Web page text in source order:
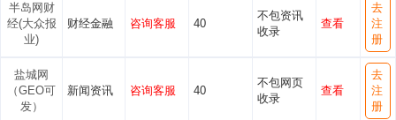
半岛网财
经(大众报
业)
财经金融 咨询客服 40
不包资讯
收录
查看
去
注
册
盐城网
（GEO可
发）
新闻资讯 咨询客服 40
不包网页
收录
查看
去
注
册